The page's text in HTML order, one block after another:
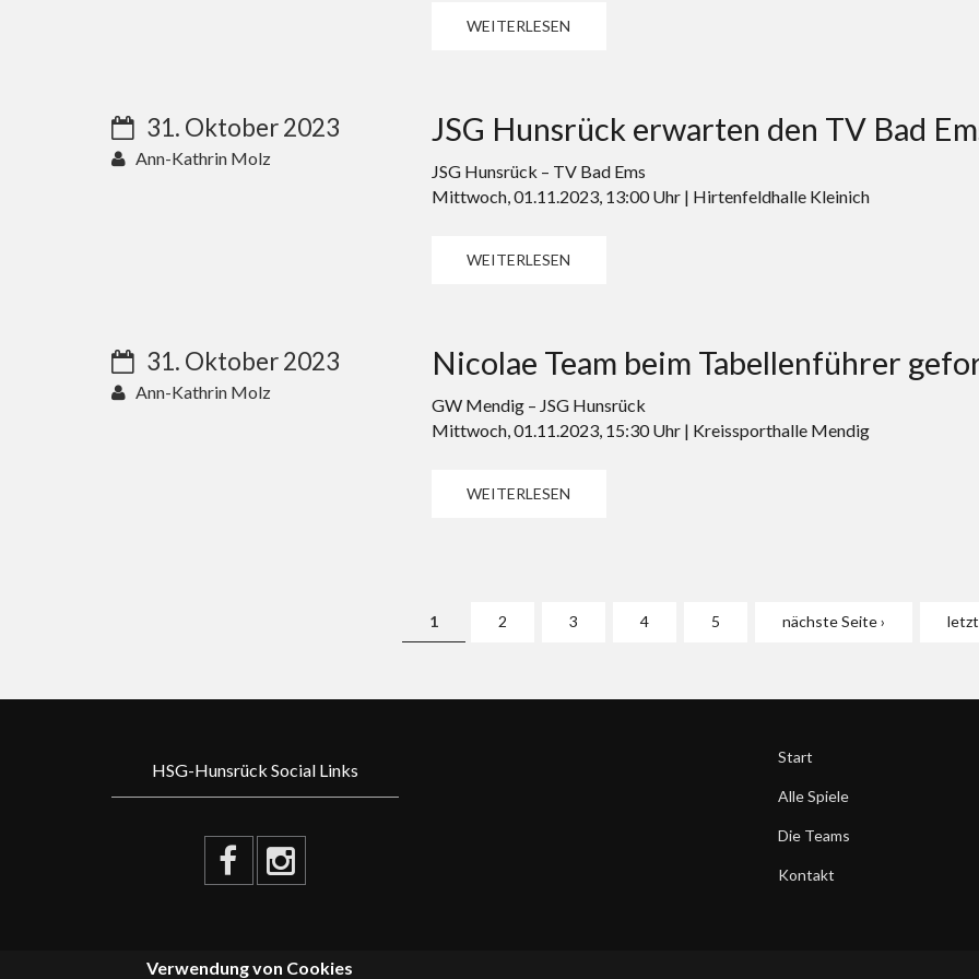
WEITERLESEN
31. Oktober 2023
Ann-Kathrin Molz
JSG Hunsrück erwarten den TV Bad
JSG Hunsrück – TV Bad Ems
Mittwoch, 01.11.2023, 13:00 Uhr | Hirtenfeldhalle Kleinich
WEITERLESEN
31. Oktober 2023
Ann-Kathrin Molz
Nicolae Team beim Tabellenführer
GW Mendig – JSG Hunsrück
Mittwoch, 01.11.2023, 15:30 Uhr | Kreissporthalle Mendig
WEITERLESEN
1 2 3 4 5 nächste Seite ›
HSG-Hunsrück Social Links
Start
Alle Spiele
Die Teams
Kontakt
Verwendung von Cookies